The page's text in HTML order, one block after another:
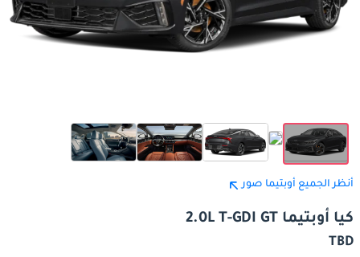
أنظر الجميع أوبتيما صور
كيا أوبتيما 2.0L T-GDI GT
TBD